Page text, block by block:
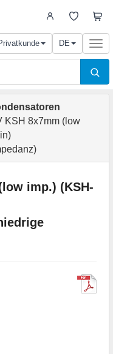
DE
KSH 8x7mm (low
imp.) (KSH-